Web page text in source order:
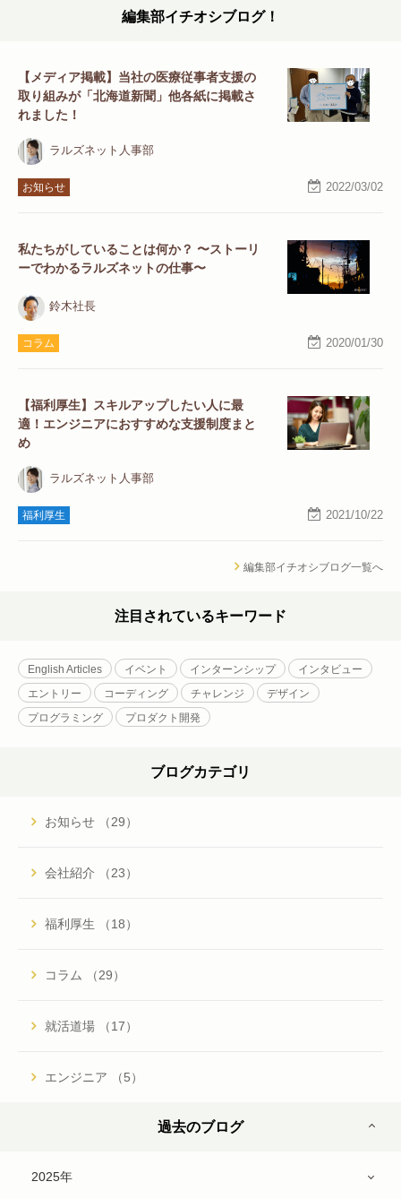
編集部イチオシブログ！
【メディア掲載】当社の医療従事者支援の
取り組みが「北海道新聞」他各紙に掲載さ
れました！
ラルズネット人事部
お知らせ 2022/03/02
私たちがしていることは何か？ 〜ストーリ
ーでわかるラルズネットの仕事〜
鈴木社長
コラム 2020/01/30
【福利厚生】スキルアップしたい人に最
適！エンジニアにおすすめな支援制度まと
め
ラルズネット人事部
福利厚生 2021/10/22
編集部イチオシブログ一覧へ
注目されているキーワード
English Articles イベント インターンシップ
インタビュー
エントリー
コーディング チャレンジ
デザイン
プログラミング
プロダクト開発
ブログカテゴリ
お知らせ （29）
会社紹介 （23）
福利厚生 （18）
コラム （29）
就活道場 （17）
エンジニア （5）
過去のブログ
2025年